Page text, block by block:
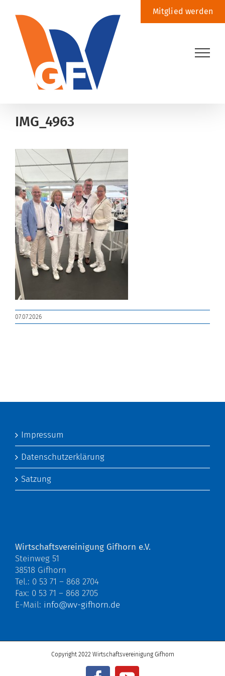
Inhalt
springen
Mitglied werden
IMG_4963
07.07.2026
Impressum
Datenschutzerklärung
Satzung
Wirtschaftsvereinigung Gifhorn e.V.
Steinweg 51
38518 Gifhorn
Tel.: 0 53 71 – 868 2704
Fax: 0 53 71 – 868 2705
E-Mail: info@wv-gifhorn.de
Copyright 2022 Wirtschaftsvereinigung Gifhorn